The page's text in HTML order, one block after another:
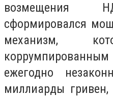
возмещения
сформировался
механизм,
ежегодно
миллиарды